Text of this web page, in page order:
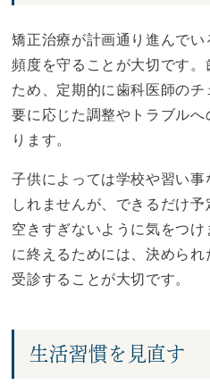
矯正治療が計画通り進んで
頻度を守ることが大切です
ため、定期的に歯科医師の
要に応じた調整やトラブル
ります。
子供によっては学校や習い
しれませんが、できるだけ
空きすぎないように気をつ
に終えるためには、決めら
受診することが大切です。
生活習慣を見直す